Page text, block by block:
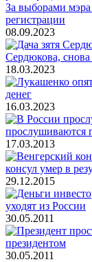
За выборами
регистрации
08.09.2023
Сердюкова,
18.03.2023
денег
16.03.2023
прослушиваются
17.03.2013
консул умер в
29.12.2015
уходят из России
30.05.2011
президентом
30.05.2011